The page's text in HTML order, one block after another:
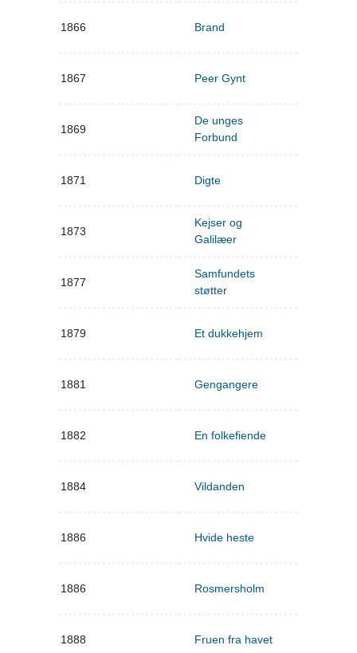
1866 Brand
1867 Peer Gynt
1869
De unges
Forbund
1871 Digte
1873
Kejser og
Galilæer
1877
Samfundets
støtter
1879 Et dukkehjem
1881 Gengangere
1882 En folkefiende
1884 Vildanden
1886 Hvide heste
1886 Rosmersholm
1888 Fruen fra havet